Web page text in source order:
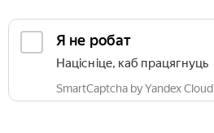
Я не робат
Націсніце, каб працягнуць
SmartCaptcha by Yandex Cloud